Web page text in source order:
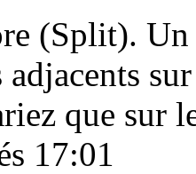
(Split).
que sur
17:01